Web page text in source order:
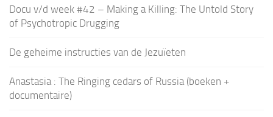
Docu v/d week #42 – Making a Killing: The Untold Story
of Psychotropic Drugging
De geheime instructies van de Jezuïeten
Anastasia : The Ringing cedars of Russia (boeken +
documentaire)